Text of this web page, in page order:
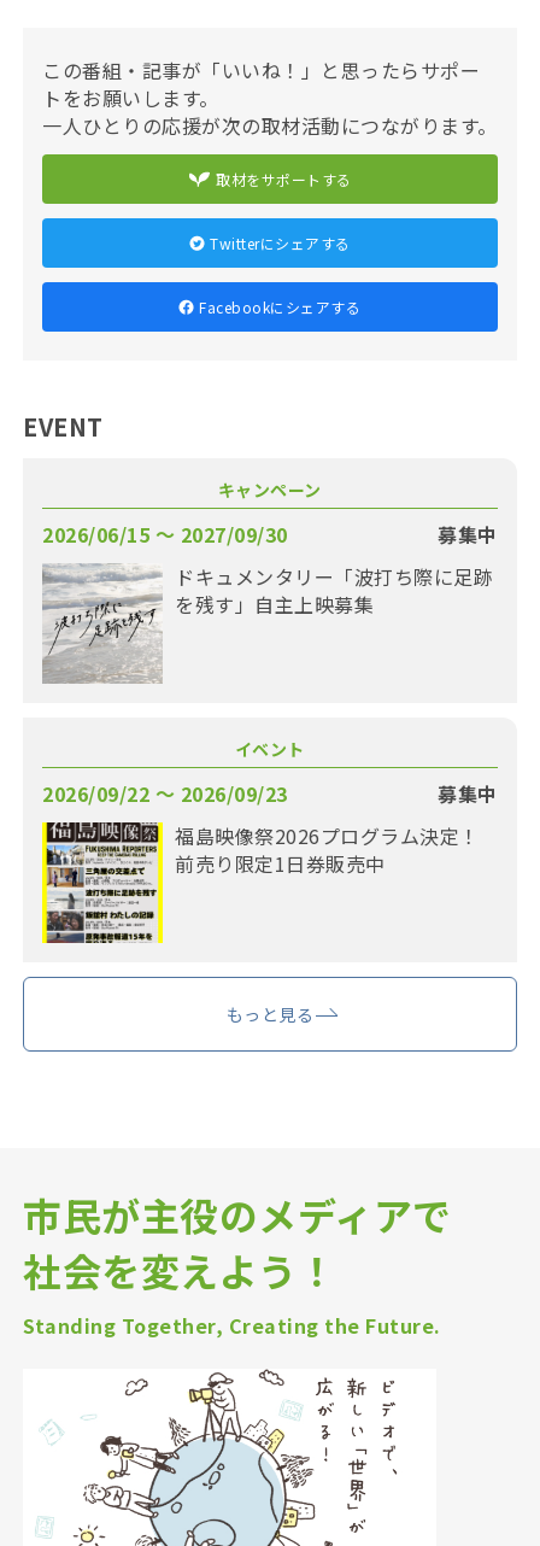
この番組・記事が「いいね！」と思ったらサポー
トをお願いします。
一人ひとりの応援が次の取材活動につながります。
取材をサポートする
Twitterにシェアする
Facebookにシェアする
EVENT
キャンペーン
2026/06/15 〜 2027/09/30
募集中
ドキュメンタリー「波打ち際に足跡
を残す」自主上映募集
イベント
2026/09/22 〜 2026/09/23
募集中
福島映像祭2026プログラム決定！
前売り限定1日券販売中
もっと見る
市民が主役のメディアで
社会を変えよう！
Standing Together, Creating the Future.